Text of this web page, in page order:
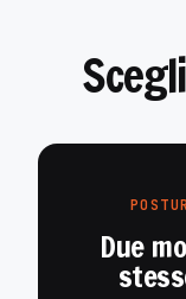
Due